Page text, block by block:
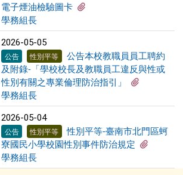
電子煙油檢驗圖卡
學務組長
2026-05-05
公告 性別平等
公告本校教職員員工聘約
及附錄-「學校校長及教職員工違反與性或
性別有關之專業倫理防治指引」
學務組長
2026-05-04
公告 性別平等
性別平等-臺南市北門區蚵
寮國民小學校園性別事件防治規定
學務組長